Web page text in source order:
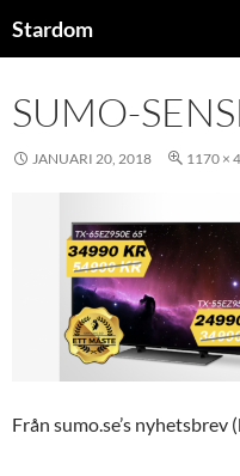
tillStardom
SUMO-
JANUARI 20, 2018 1170 ×
Från sumo.se’s